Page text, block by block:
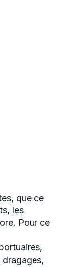
que ce
les
Pour ce
dragages,